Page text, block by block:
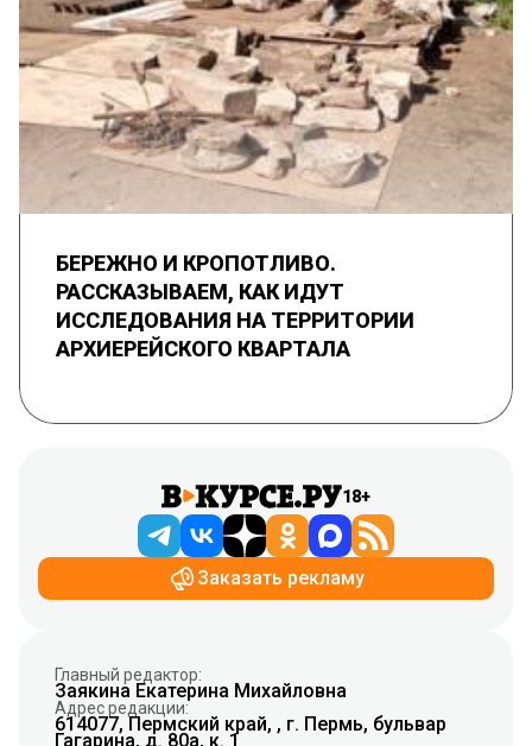
БЕРЕЖНО И КРОПОТЛИВО.
РАССКАЗЫВАЕМ, КАК ИДУТ
ИССЛЕДОВАНИЯ НА ТЕРРИТОРИИ
АРХИЕРЕЙСКОГО КВАРТАЛА
18+
Заказать рекламу
Главный редактор:
Заякина Екатерина Михайловна
Адрес редакции:
614077, Пермский край, , г. Пермь, бульвар
Гагарина, д. 80а, к. 1